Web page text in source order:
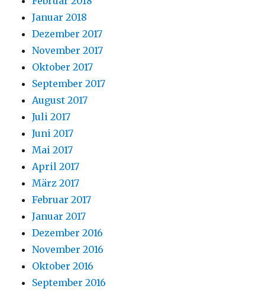
Januar 2018
Dezember 2017
November 2017
Oktober 2017
September 2017
August 2017
Juli 2017
Juni 2017
Mai 2017
April 2017
März 2017
Februar 2017
Januar 2017
Dezember 2016
November 2016
Oktober 2016
September 2016